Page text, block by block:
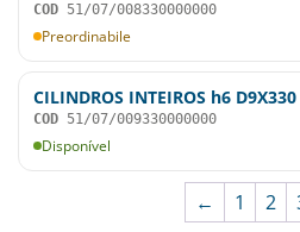
COD 51/07/008330000000
Preordinabile
CILINDROS INTEIROS h6
COD 51/07/009330000000
Disponível
← 1 2